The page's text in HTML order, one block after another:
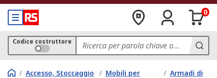
0
Codice costruttore
/ Accesso, Stoccaggio
/ Mobili per
/ Armadi di